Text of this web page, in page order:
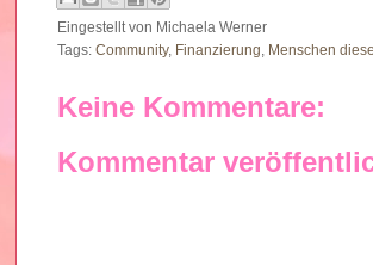
Eingestellt von Michaela Werner
Tags: Community, Finanzierung Menschen
Keine Kommentare:
Kommentar